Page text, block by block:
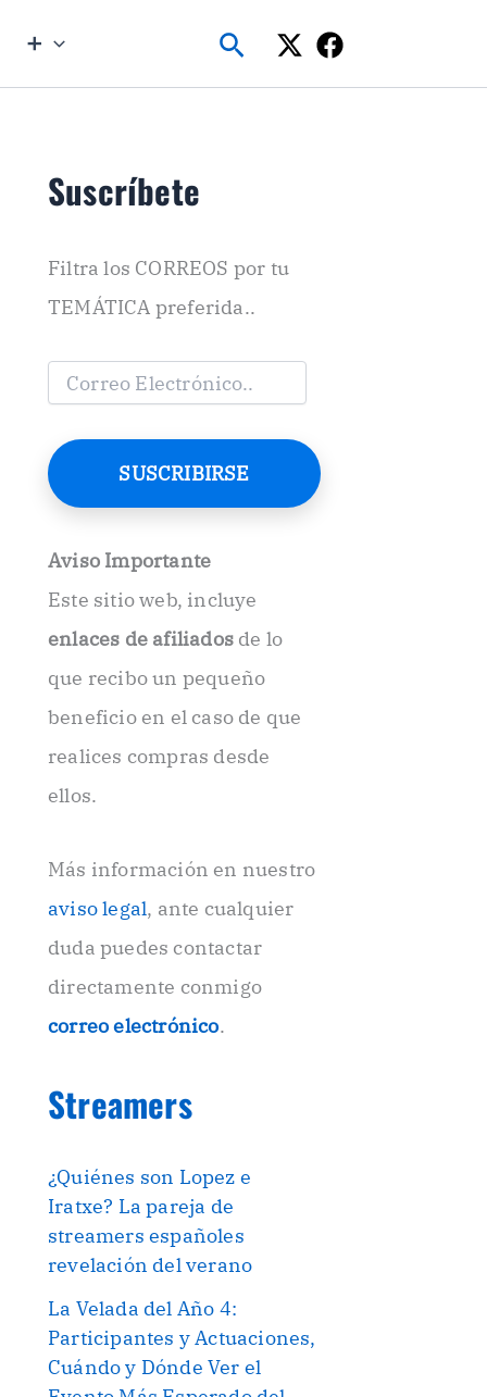
➕ Buscar
Suscríbete
Filtra los CORREOS por tu
TEMÁTICA preferida..
C
e
o
E
c
t
r
ó
i
o
.
SUSCRIBIRSE
Aviso Importante
Este sitio web, incluye
enlaces de afiliados de lo
que recibo un pequeño
beneficio en el caso de que
realices compras desde
ellos.
Más información en nuestro
aviso legal, ante cualquier
duda puedes contactar
directamente conmigo
correo electrónico.
Streamers
¿Quiénes son Lopez e
Iratxe? La pareja de
streamers españoles
revelación del verano
La Velada del Año 4:
Participantes y Actuaciones,
Cuándo y Dónde Ver el